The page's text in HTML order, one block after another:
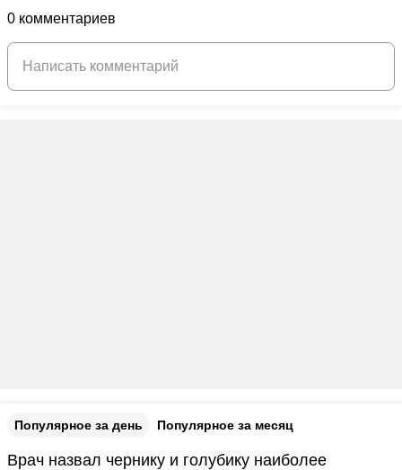
0 комментариев
Популярное за день Популярное за месяц
Врач назвал чернику и голубику наиболее